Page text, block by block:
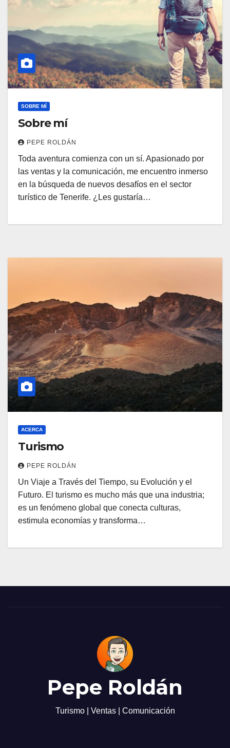
SOBRE MÍ
Sobre mí
PEPE ROLDÁN
Toda aventura comienza con un sí. Apasionado por
las ventas y la comunicación, me encuentro inmerso
en la búsqueda de nuevos desafíos en el sector
turístico de Tenerife. ¿Les gustaría…
ACERCA
Turismo
PEPE ROLDÁN
Un Viaje a Través del Tiempo, su Evolución y el
Futuro. El turismo es mucho más que una industria;
es un fenómeno global que conecta culturas,
estimula economías y transforma…
Pepe Roldán
Turismo | Ventas | Comunicación